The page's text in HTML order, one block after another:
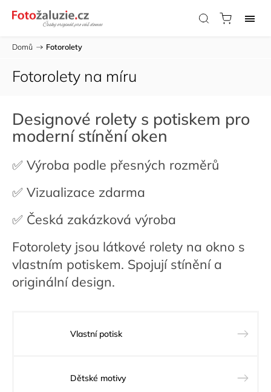
Domů / Fotorolety
Fotorolety na míru
Designové rolety s potiskem pro
moderní stínění oken
✅ Výroba podle přesných rozměrů
✅ Vizualizace zdarma
✅ Česká zakázková výroba
Fotorolety jsou látkové rolety na okno s
vlastním potiskem. Spojují stínění a
originální design.
Vlastní potisk
Dětské motivy